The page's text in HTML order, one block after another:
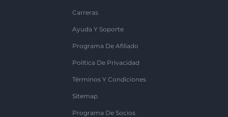
Carreras
Ayuda Y Soporte
Programa De Afiliado
Política De Privacidad
Términos Y Condiciones
Sitemap
Programa De Socios